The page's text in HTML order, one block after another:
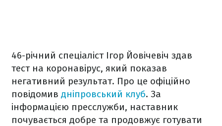
46-річний спеціаліст Ігор Йовічевіч здав
тест на коронавірус, який показав
негативний результат. Про це офіційно
повідомив дніпровський клуб. За
інформацією пресслужби, наставник
почувається добре та продовжує готувати